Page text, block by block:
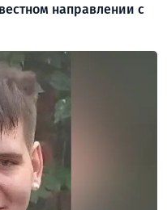
направлении с